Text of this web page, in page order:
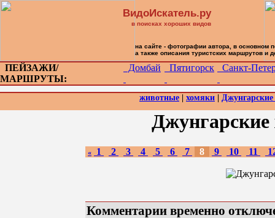
ПЕЙЗАЖИ/
МАРШРУТЫ:
Домбай Пятигорск Санкт-
животные хомяки Джунгарские
Джунгарские
« 1 2 3 4 5 6 7 8 9 10 11
Комментарии временно
ВидоИскатель.ру
в поисках хороших видов
на сайте - фотографии автора, в основном
а также описания туристских маршрутов и